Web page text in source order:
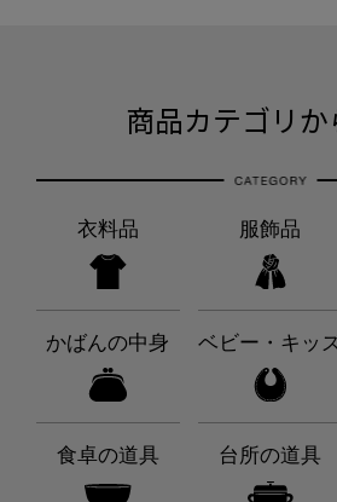
商品カテゴリ
衣料品 服飾品
かばんの中身 ベビー・キッ
食卓の道具 台所の道具